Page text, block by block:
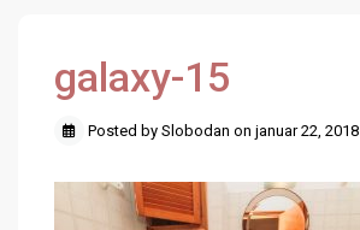
galaxy-15
Posted by Slobodan on januar 22, 2018